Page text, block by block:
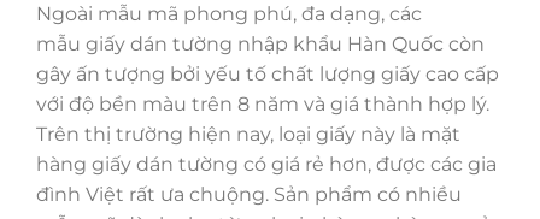
Ngoài mẫu mã phong phú, đa dạng, các
mẫu giấy dán tường nhập khẩu Hàn Quốc còn
gây ấn tượng bởi yếu tố chất lượng giấy cao cấp
với độ bền màu trên 8 năm và giá thành hợp lý.
Trên thị trường hiện nay, loại giấy này là mặt
hàng giấy dán tường có giá rẻ hơn, được các gia
đình Việt rất ưa chuộng. Sản phẩm có nhiều